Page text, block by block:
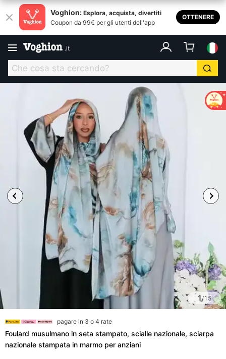
Voghion: Esplora, acquista, divertiti
Coupon da 99€ per gli utenti dell'app
OTTENERE
.it
1/15
pagare in 3 o 4 rate
Foulard musulmano in seta stampato, scialle nazionale, sciarpa
nazionale stampata in marmo per anziani